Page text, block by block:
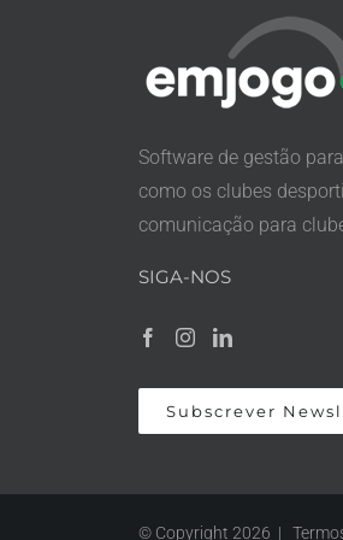
Software de gestão
como os clubes
comunicação para
SIGA-NOS
Subscrever
© Copyright 2026 |